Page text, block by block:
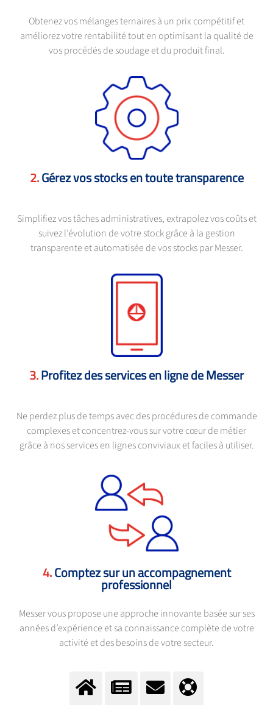
Obtenez vos mélanges ternaires à un prix compétitif et
améliorez votre rentabilité tout en optimisant la qualité de
vos procédés de soudage et du produit final.
Gérez vos stocks en toute transparence
Simplifiez vos tâches administratives, extrapolez vos coûts et
suivez l’évolution de votre stock grâce à la gestion
transparente et automatisée de vos stocks par Messer.
Profitez des services en ligne de Messer
Ne perdez plus de temps avec des procédures de commande
complexes et concentrez-vous sur votre cœur de métier
grâce à nos services en lignes conviviaux et faciles à utiliser.
Comptez sur un accompagnement
professionnel
Messer vous propose une approche innovante basée sur ses
années d’expérience et sa connaissance complète de votre
activité et des besoins de votre secteur.